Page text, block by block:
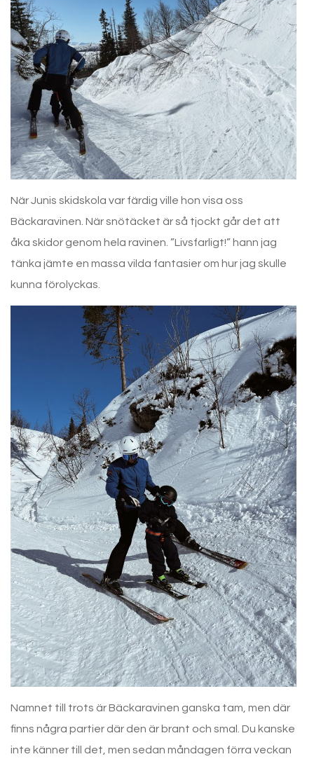
När Junis skidskola var färdig ville hon visa oss
Bäckaravinen. När snötäcket är så tjockt går det att
åka skidor genom hela ravinen. ”Livsfarligt!” hann jag
tänka jämte en massa vilda fantasier om hur jag skulle
kunna förolyckas.
Namnet till trots är Bäckaravinen ganska tam, men där
finns några partier där den är brant och smal. Du kanske
inte känner till det, men sedan måndagen förra veckan